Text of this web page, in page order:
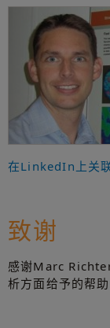
在LinkedIn上关
致谢
感谢Marc
析方面给予的帮助